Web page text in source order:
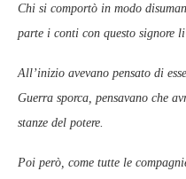
Chi si comportò in modo
parte i conti con questo signore
All’inizio avevano pensato di
Guerra sporca, pensavano che
stanze del potere.
Poi però, come tutte le